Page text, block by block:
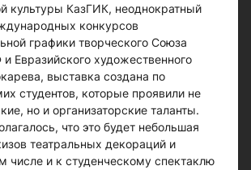
культуры КазГИК, неоднократный
конкурсов
графики творческого Союза
Евразийского художественного
выставка создана по
студентов, которые проявили не
но и организаторские таланты.
что это будет небольшая
театральных декораций и
числе и к студенческому спектаклю